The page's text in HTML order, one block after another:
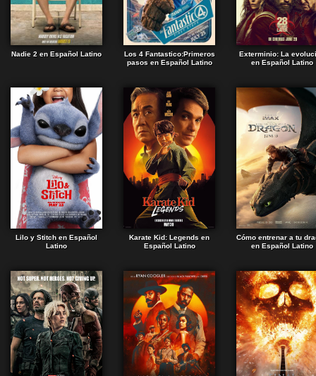
Nadie 2 en Español Latino
Los 4 Fantastico:Primeros
pasos en Español Latino
Exterminio: La
en Español Latino
Lilo y Stitch en Español
Latino
Karate Kid: Legends en
Español Latino
Cómo entrenar a tu
en Español Latino